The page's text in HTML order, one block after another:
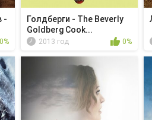
-
0%
Голдберги - The Beverly
Goldberg Cook...
2013 год 0%